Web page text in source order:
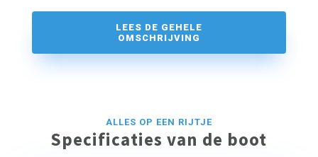
LEES DE GEHELE
OMSCHRIJVING
ALLES OP EEN RIJTJE
Specificaties van de boot